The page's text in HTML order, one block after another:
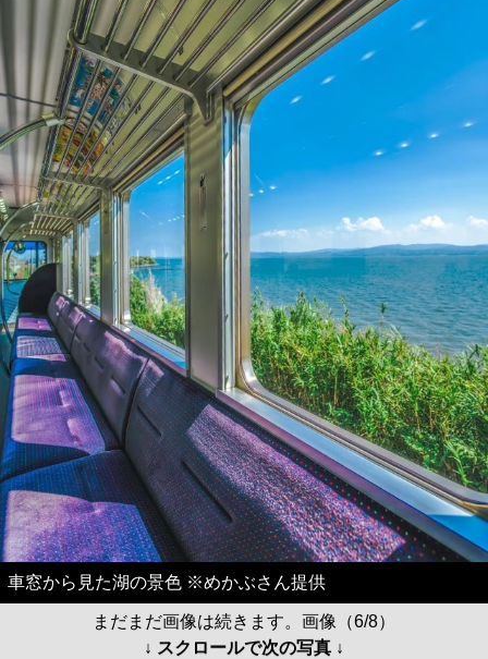
車窓から見た湖の景色 ※めかぶさん提供
まだまだ画像は続きます。画像（6/8）
↓ スクロールで次の写真 ↓